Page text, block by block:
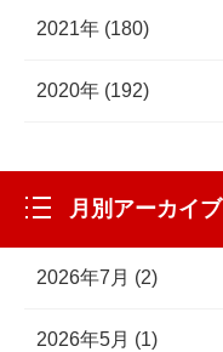
2021年 (180)
2020年 (192)
月別アーカイブ
2026年7月 (2)
2026年5月 (1)